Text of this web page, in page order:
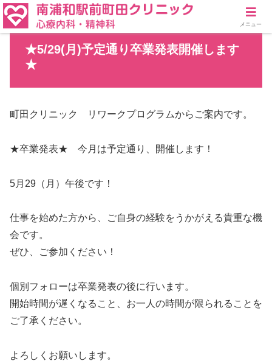
★5/29(月)予定通り卒業発表開催します
★
町田クリニック リワークプログラムからご案内です。
★卒業発表★ 今月は予定通り、開催します！
5月29（月）午後です！
仕事を始めた方から、ご自身の経験をうかがえる貴重な機
会です。
ぜひ、ご参加ください！
個別フォローは卒業発表の後に行います。
開始時間が遅くなること、お一人の時間が限られることを
ご了承ください。
よろしくお願いします。
メニュー